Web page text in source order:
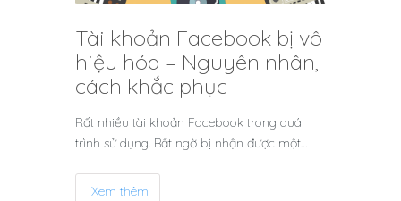
Tài khoản Facebook bị vô
hiệu hóa – Nguyên nhân,
cách khắc phục
Rất nhiều tài khoản Facebook trong quá
trình sử dụng. Bất ngờ bị nhận được một…
Xem thêm